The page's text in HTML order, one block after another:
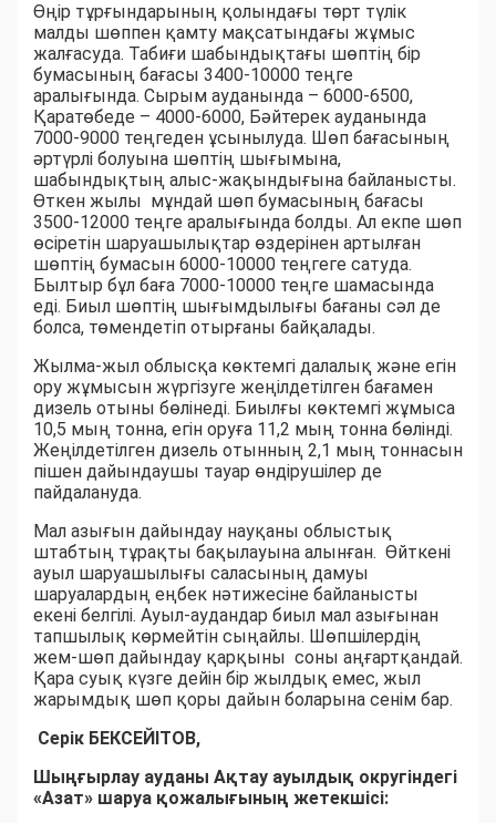
Өңір тұрғындарының қолындағы төрт түлік
малды шөппен қамту мақсатындағы жұмыс
жалғасуда. Табиғи шабындықтағы шөптің бір
бумасының бағасы 3400-10000 теңге
аралығында. Сырым ауданында – 6000-6500,
Қаратөбеде – 4000-6000, Бәйтерек ауданында
7000-9000 теңгеден ұсынылуда. Шөп бағасының
әртүрлі болуына шөптің шығымына,
шабындықтың алыс-жақындығына байланысты.
Өткен жылы мұндай шөп бумасының бағасы
3500-12000 теңге аралығында болды. Ал екпе шөп
өсіретін шаруашылықтар өздерінен артылған
шөптің бумасын 6000-10000 теңгеге сатуда.
Былтыр бұл баға 7000-10000 теңге шамасында
еді. Биыл шөптің шығымдылығы бағаны сәл де
болса, төмендетіп отырғаны байқалады.
Жылма-жыл облысқа көктемгі далалық және егін
ору жұмысын жүргізуге жеңілдетілген бағамен
дизель отыны бөлінеді. Биылғы көктемгі жұмыса
10,5 мың тонна, егін оруға 11,2 мың тонна бөлінді.
Жеңілдетілген дизель отынның 2,1 мың тоннасын
пішен дайындаушы тауар өндірушілер де
пайдалануда.
Мал азығын дайындау науқаны облыстық
штабтың тұрақты бақылауына алынған. Өйткені
ауыл шаруашылығы саласының дамуы
шаруалардың еңбек нәтижесіне байланысты
екені белгілі. Ауыл-аудандар биыл мал азығынан
тапшылық көрмейтін сыңайлы. Шөпшілердің
жем-шөп дайындау қарқыны соны аңғартқандай.
Қара суық күзге дейін бір жылдық емес, жыл
жарымдық шөп қоры дайын боларына сенім бар.
Серік БЕКСЕЙІТОВ,
Шыңғырлау ауданы Ақтау ауылдық округіндегі
«Азат» шаруа қожалығының жетекшісі: